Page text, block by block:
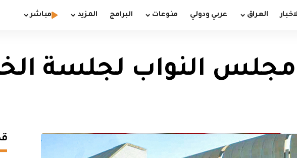
العراق عربي ودولي منوعات البرامج المزيد مباشر
النواب لجلسة